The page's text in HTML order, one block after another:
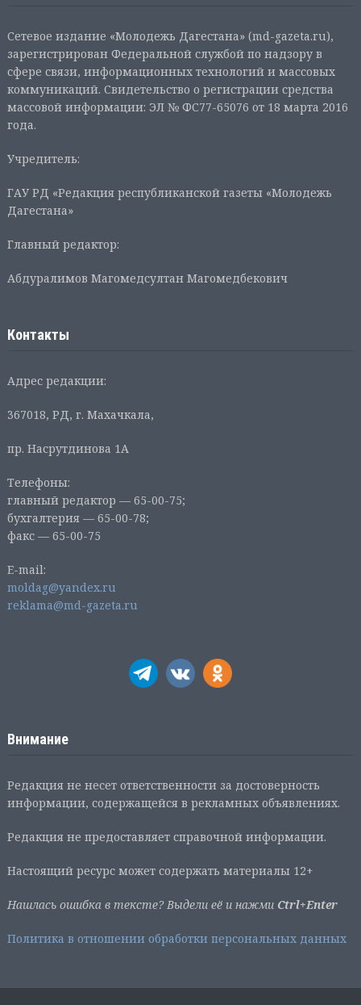
Сетевое издание «Молодежь Дагестана» (md-gazeta.ru),
зарегистрирован Федеральной службой по надзору в
сфере связи, информационных технологий и массовых
коммуникаций. Свидетельство о регистрации средства
массовой информации: ЭЛ № ФС77-65076 от 18 марта 2016
года.
Учредитель:
ГАУ РД «Редакция республиканской газеты «Молодежь
Дагестана»
Главный редактор:
Абдуралимов Магомедсултан Магомедбекович
Контакты
Адрес редакции:
367018, РД, г. Махачкала,
пр. Насрутдинова 1А
Телефоны:
главный редактор — 65-00-75;
бухгалтерия — 65-00-78;
факс — 65-00-75
E-mail:
moldag@yandex.ru
reklama@md-gazeta.ru
Внимание
Редакция не несет ответственности за достоверность
информации, содержащейся в рекламных объявлениях.
Редакция не предоставляет справочной информации.
Настоящий ресурс может содержать материалы 12+
Нашлась ошибка в тексте? Выдели её и нажми Ctrl+Enter
Политика в отношении обработки персональных данных